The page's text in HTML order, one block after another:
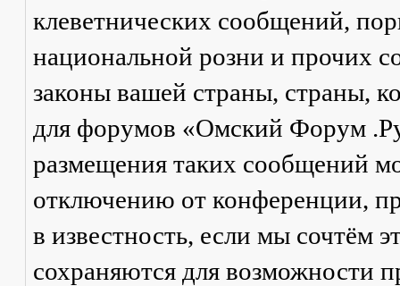
клеветнических сообщений,
национальной розни и прочих
законы вашей страны, страны,
для форумов «Омский Форум
размещения таких сообщений
отключению от конференции,
в известность, если мы сочтём
сохраняются для возможности